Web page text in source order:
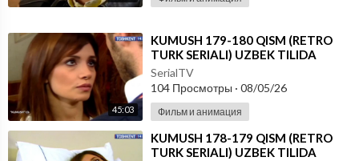
45:03
⁣KUMUSH 179-180 QISM (RETRO
TURK SERIALI) UZBEK TILIDA
SerialTV
104 Просмотры · 08/05/26
Фильм и анимация
⁣KUMUSH 178-179 QISM (RETRO
TURK SERIALI) UZBEK TILIDA